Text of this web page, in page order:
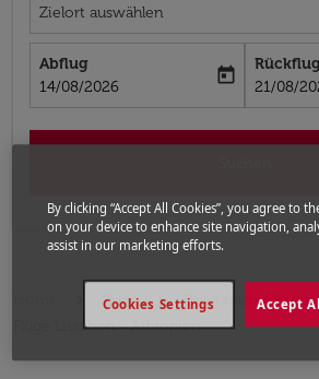
Zielort auswählen
Abflug
fc-booking-departure-date-aria-label
14/08/2026
today
fc-
21/08/
Flüge
Flüge nach
Flüge Lissabon - Äthiopien
By clicking “Accept All Cookies”, you agree to
on your device to enhance site navigation,
assist in our marketing efforts.
Accept
Cookies Settings